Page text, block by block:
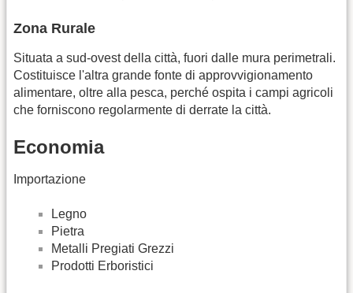
Zona Rurale
Situata a sud-ovest della città, fuori dalle mura perimetrali.
Costituisce l'altra grande fonte di approvvigionamento
alimentare, oltre alla pesca, perché ospita i campi agricoli
che forniscono regolarmente di derrate la città.
Economia
Importazione
Legno
Pietra
Metalli Pregiati Grezzi
Prodotti Erboristici